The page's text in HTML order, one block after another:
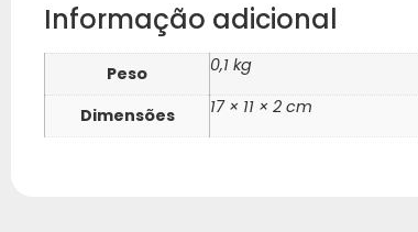
Informação adicional
Peso 0,1 kg
Dimensões 17 × 11 × 2 cm